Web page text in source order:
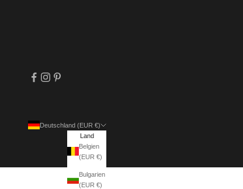
Deutschland (EUR €)
Land
Belgien
(EUR €)
Bulgarien
(EUR €)